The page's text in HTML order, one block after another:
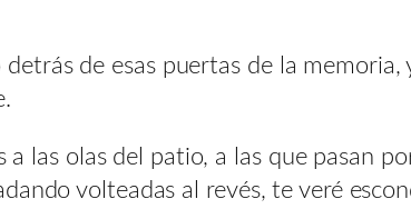
de esas puertas de la memoria,
a las olas del patio, a las que pasan
volteadas al revés, te veré